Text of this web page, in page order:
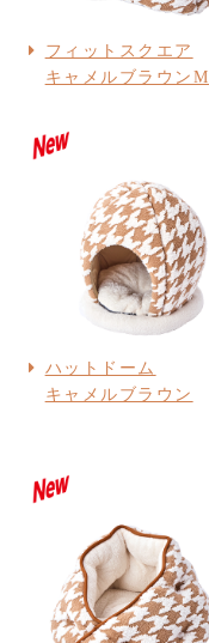
フィットスクエア
キャメルブラウンM
ハットドーム
キャメルブラウン